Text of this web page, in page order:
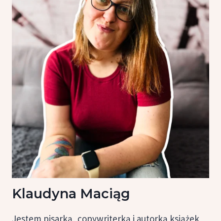
Klaudyna Maciąg
Jestem pisarką, copywriterką i autorką książek